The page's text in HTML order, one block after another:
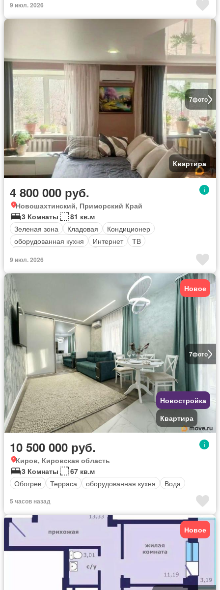
9 июл. 2026
7фото
Квартира
4 800 000 руб.
Новошахтинский, Приморский Край
3 Комнаты
81 кв.м
Зеленая зона
Кладовая
Кондиционер
оборудованная кухня
Интернет
ТВ
9 июл. 2026
7фото
Новое
Новостройка
Квартира
10 500 000 руб.
Киров, Кировская область
3 Комнаты
67 кв.м
Обогрев
Терраса оборудованная кухня Вода
5 часов назад
Новое